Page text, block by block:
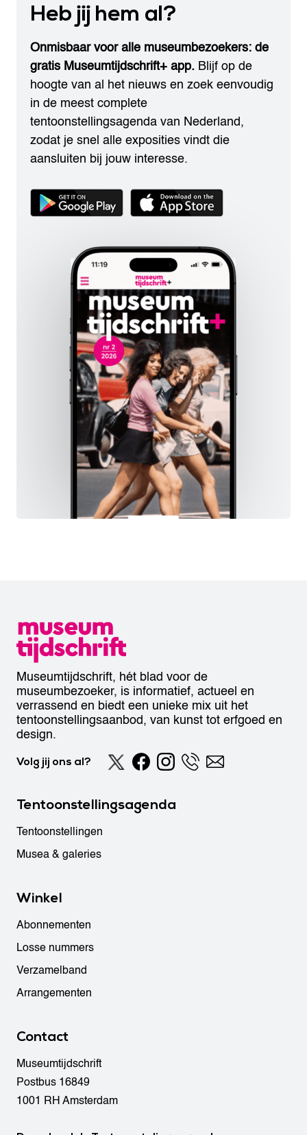
Heb jij hem al?
Onmisbaar voor alle museumbezoekers: de
gratis Museumtijdschrift+ app. Blijf op de
hoogte van al het nieuws en zoek eenvoudig
in de meest complete
tentoonstellingsagenda van Nederland,
zodat je snel alle exposities vindt die
aansluiten bij jouw interesse.
Museumtijdschrift, hét blad voor de
museumbezoeker, is informatief, actueel en
verrassend en biedt een unieke mix uit het
tentoonstellingsaanbod, van kunst tot erfgoed en
design.
Volg jij ons al?
Tentoonstellingsagenda
Tentoonstellingen
Musea & galeries
Winkel
Abonnementen
Losse nummers
Verzamelband
Arrangementen
Contact
Museumtijdschrift
Postbus 16849
1001 RH Amsterdam